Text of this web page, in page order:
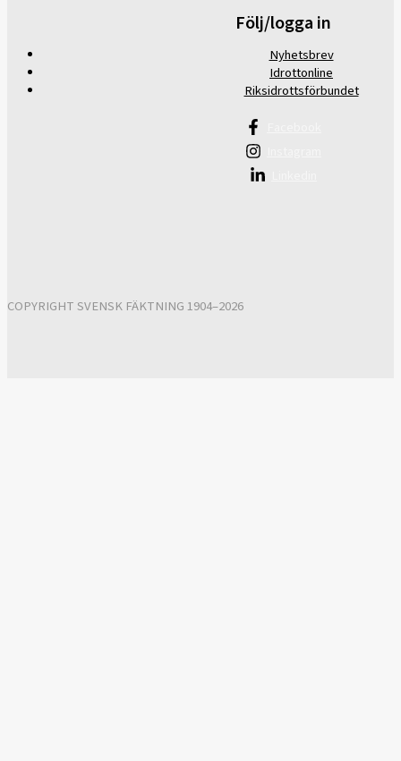
Följ/logga in
Nyhetsbrev
Idrottonline
Riksidrottsförbundet
COPYRIGHT SVENSK FÄKTNING 1904–2026